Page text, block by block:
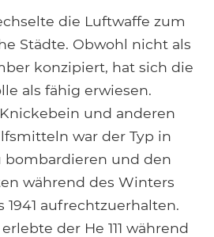
die Luftwaffe zum
Städte. Obwohl nicht als
konzipiert, hat sich die
als fähig erwiesen.
und anderen
war der Typ in
bombardieren und den
während des Winters
aufrechtzuerhalten.
der He 111 während